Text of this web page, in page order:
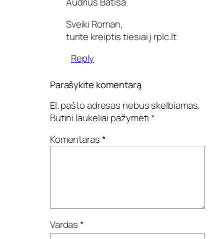
Sveiki Roman,
turite kreiptis tiesiai į rplc.lt
Reply
Parašykite komentarą
El. pašto adresas nebus skelbiamas.
Būtini laukeliai pažymėti*
Komentaras*
Vardas*